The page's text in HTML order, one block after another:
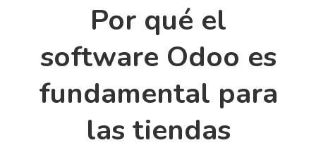
Por qué el
software Odoo es
fundamental para
las tiendas